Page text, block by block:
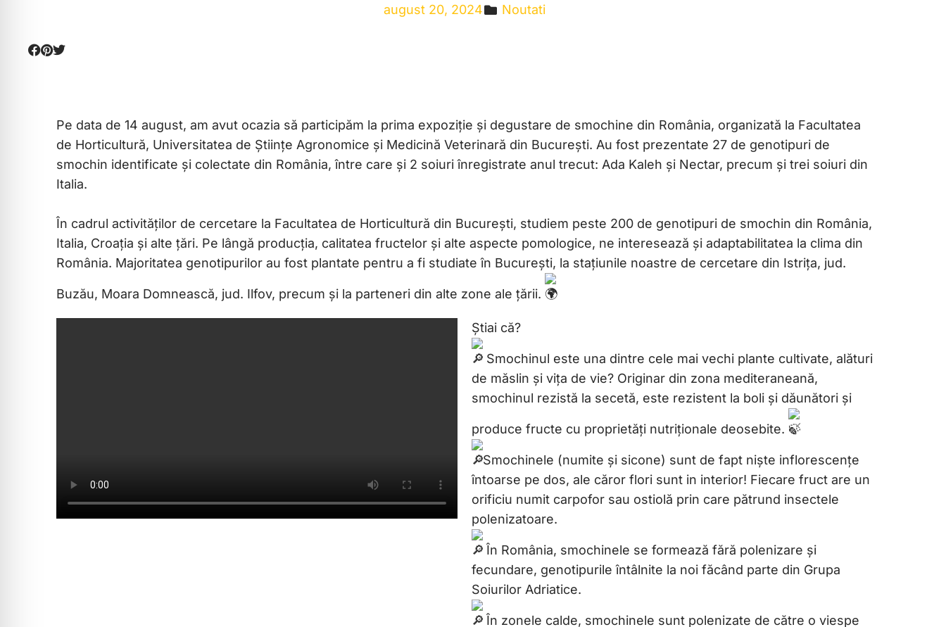
august 20, 2024 Noutati
Pe data de 14 august, am avut ocazia să participăm la prima expoziție și degustare de smochine din România, organizată la Facultatea
de Horticultură, Universitatea de Științe Agronomice și Medicină Veterinară din București. Au fost prezentate 27 de genotipuri de
smochin identificate și colectate din România, între care și 2 soiuri înregistrate anul trecut: Ada Kaleh și Nectar, precum și trei soiuri din
Italia.
În cadrul activităților de cercetare la Facultatea de Horticultură din București, studiem peste 200 de genotipuri de smochin din România,
Italia, Croația și alte țări. Pe lângă producția, calitatea fructelor și alte aspecte pomologice, ne interesează și adaptabilitatea la clima din
România. Majoritatea genotipurilor au fost plantate pentru a fi studiate în București, la stațiunile noastre de cercetare din Istrița, jud.
Buzău, Moara Domnească, jud. Ilfov, precum și la parteneri din alte zone ale țării.
Știai că?
Smochinul este una dintre cele mai vechi plante cultivate, alături
de măslin și vița de vie? Originar din zona mediteraneană,
smochinul rezistă la secetă, este rezistent la boli și dăunători și
produce fructe cu proprietăți nutriționale deosebite.
Smochinele (numite și sicone) sunt de fapt niște inflorescențe
întoarse pe dos, ale căror flori sunt in interior! Fiecare fruct are un
orificiu numit carpofor sau ostiolă prin care pătrund insectele
polenizatoare.
În România, smochinele se formează fără polenizare și
fecundare, genotipurile întâlnite la noi făcând parte din Grupa
Soiurilor Adriatice.
În zonele calde, smochinele sunt polenizate de către o viespe